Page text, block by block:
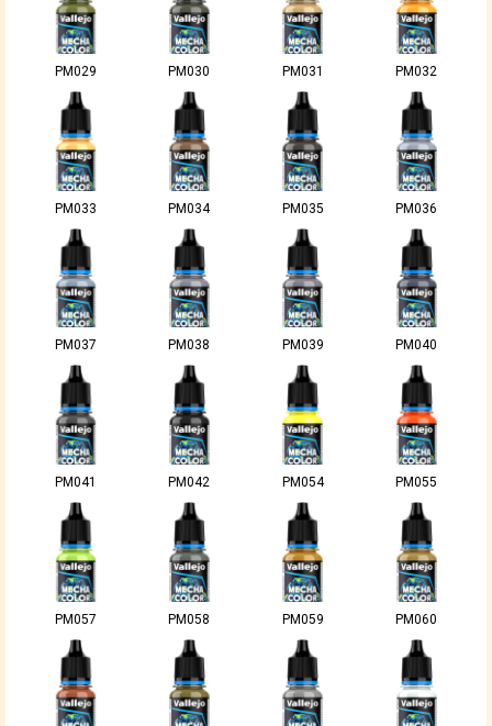
PM029 PM030 PM031 PM032
PM033 PM034 PM035 PM036
PM037 PM038 PM039 PM040
PM041 PM042 PM054 PM055
PM057 PM058 PM059 PM060